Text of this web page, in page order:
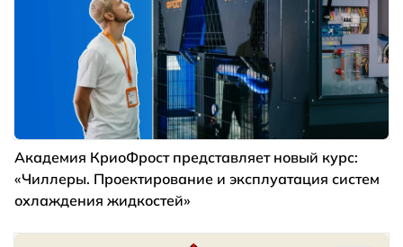
Академия КриоФрост представляет новый курс:
«Чиллеры. Проектирование и эксплуатация систем
охлаждения жидкостей»